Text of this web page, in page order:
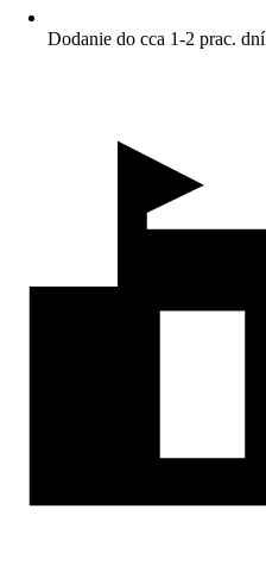
Dodanie do cca 1-2 prac. dní